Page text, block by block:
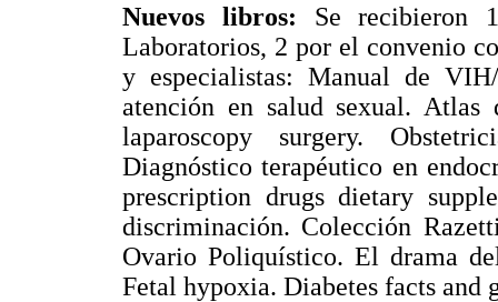
Nuevos libros: Se recibieron
Laboratorios, 2 por el convenio
y especialistas: Manual de
atención en salud sexual.
laparoscopy surgery.
Diagnóstico terapéutico en
prescription drugs dietary
discriminación. Colección
Ovario Poliquístico. El drama
Fetal hypoxia. Diabetes facts and